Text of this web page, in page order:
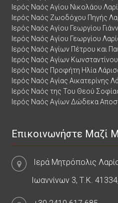
Ιερός Ναός Αγίου Νικολάου
Ιερός Ναός Ζωοδόχου Πηγής
Ιερός Ναός Αγίου Γεωργίου
Ιερός Ναός Αγίου Γεωργίου
Ιερός Ναός Αγίων Πέτρου και
Ιερός Ναός Αγίων
Ιερός Ναός Προφήτη Ηλία
Ιερός Ναός Αγίας Αικατερίνης
Ιερός Ναός της Του Θεού
Ιερός Ναός Αγίων Δώδεκα
Επικοινωνήστε Μαζί
Ιερά Μητρόπολις
Ιωαννίνων 3, Τ.Κ.